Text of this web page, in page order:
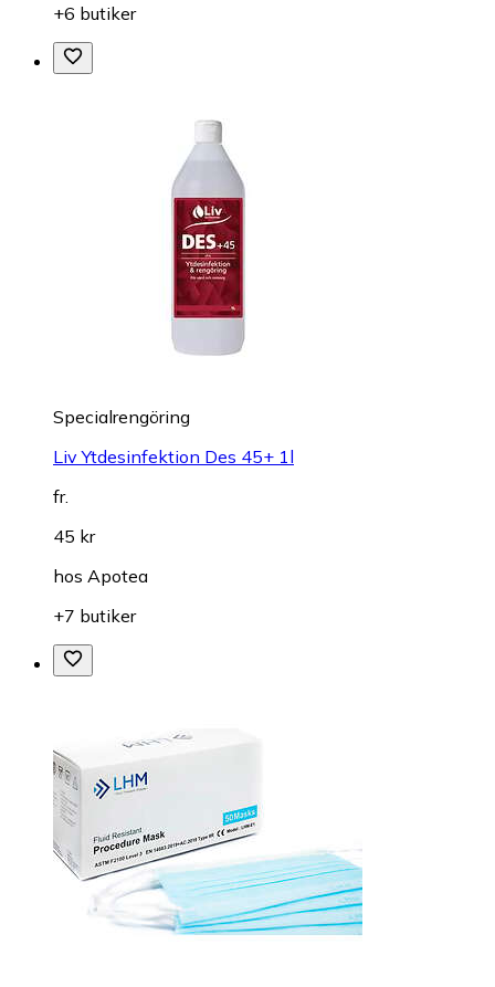
+6 butiker
Specialrengöring
Liv Ytdesinfektion Des 45+ 1l
fr.
45 kr
hos Apotea
+7 butiker